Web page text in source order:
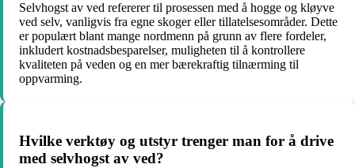
Selvhogst av ved refererer til prosessen med å hogge og kløyve
ved selv, vanligvis fra egne skoger eller tillatelsesområder. Dette
er populært blant mange nordmenn på grunn av flere fordeler,
inkludert kostnadsbesparelser, muligheten til å kontrollere
kvaliteten på veden og en mer bærekraftig tilnærming til
oppvarming.
Hvilke verktøy og utstyr trenger man for å drive
med selvhogst av ved?